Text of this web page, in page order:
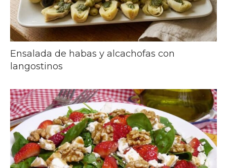
Ensalada de habas y alcachofas con
langostinos